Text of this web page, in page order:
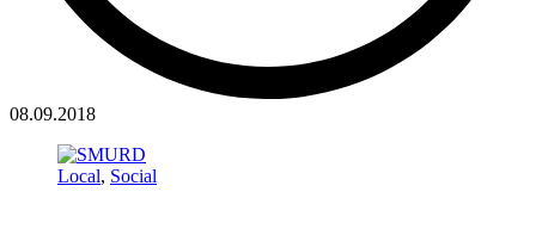
08.09.2018
Local, Social